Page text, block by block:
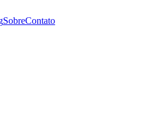
SobreContato